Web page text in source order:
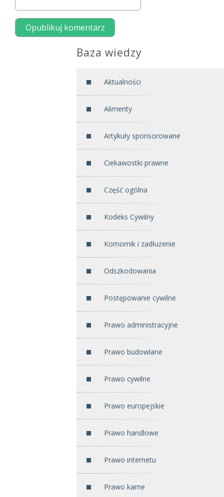
Baza wiedzy
Aktualności
Alimenty
Artykuły sponsorowane
Ciekawostki prawne
Część ogólna
Kodeks Cywilny
Komornik i zadłużenie
Odszkodowania
Postępowanie cywilne
Prawo administracyjne
Prawo budowlane
Prawo cywilne
Prawo europejskie
Prawo handlowe
Prawo internetu
Prawo karne